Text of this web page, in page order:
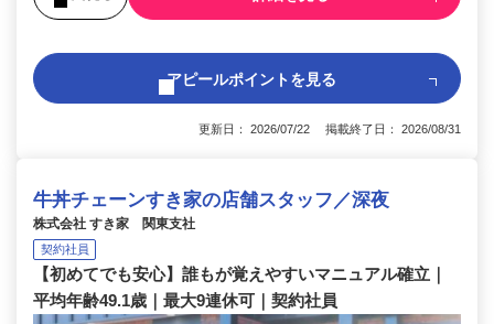
アピールポイントを見る
更新日： 2026/07/22 掲載終了日： 2026/08/31
牛丼チェーンすき家の店舗スタッフ／深夜
株式会社 すき家 関東支社
契約社員
【初めてでも安心】誰もが覚えやすいマニュアル確立｜
平均年齢49.1歳｜最大9連休可｜契約社員